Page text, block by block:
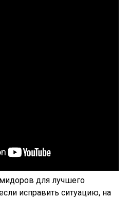
для лучшего
исправить ситуацию, на